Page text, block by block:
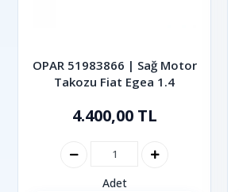
OPAR 51983866 | Sağ Motor
Takozu Fiat Egea 1.4
4.400,00 TL
Adet